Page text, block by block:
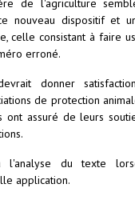
de l'agriculture
nouveau dispositif et
celle consistant à faire
erroné.
donner
de protection
ont assuré de leurs
l'analyse du texte
application.